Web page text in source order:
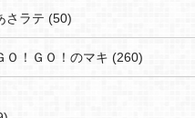
さラテ (50)
Ｏ！ＧＯ！のマキ (260)